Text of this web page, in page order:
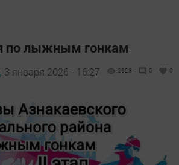
по лыжным гонкам
3 января 2026 - 16:27 2923 0 0